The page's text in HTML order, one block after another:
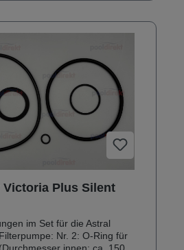
Plus Silent
im Set für die Astral
Nr. 2: O-Ring für